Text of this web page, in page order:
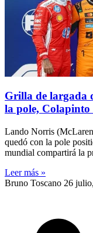
Grilla de largada
la pole, Colapinto
Lando Norris
quedó con la pole
mundial compartirá la
Leer más »
Bruno Toscano 26